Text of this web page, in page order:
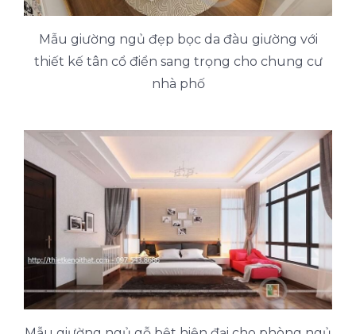
Mẫu giường ngủ đẹp bọc da đàu giường với
thiết kế tân cổ điển sang trọng cho chung cư
nhà phố